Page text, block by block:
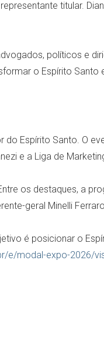
titular.
políticos e
o Espírito Santo
Espírito Santo. O
e a Liga de
os destaques, a
geral Minelli
é posicionar o
e/modal-expo-2026/